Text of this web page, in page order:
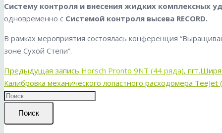
Систему контроля и внесения жидких комплексных
одновременно с Системой контроля высева RECORD.
В рамках мероприятия состоялась конференция
зоне Сухой Степи”.
Предыдущая запись Horsch Pronto 9NT (44 ряда),
Калибровка механического лопастного расходомера TeeJet
Поиск